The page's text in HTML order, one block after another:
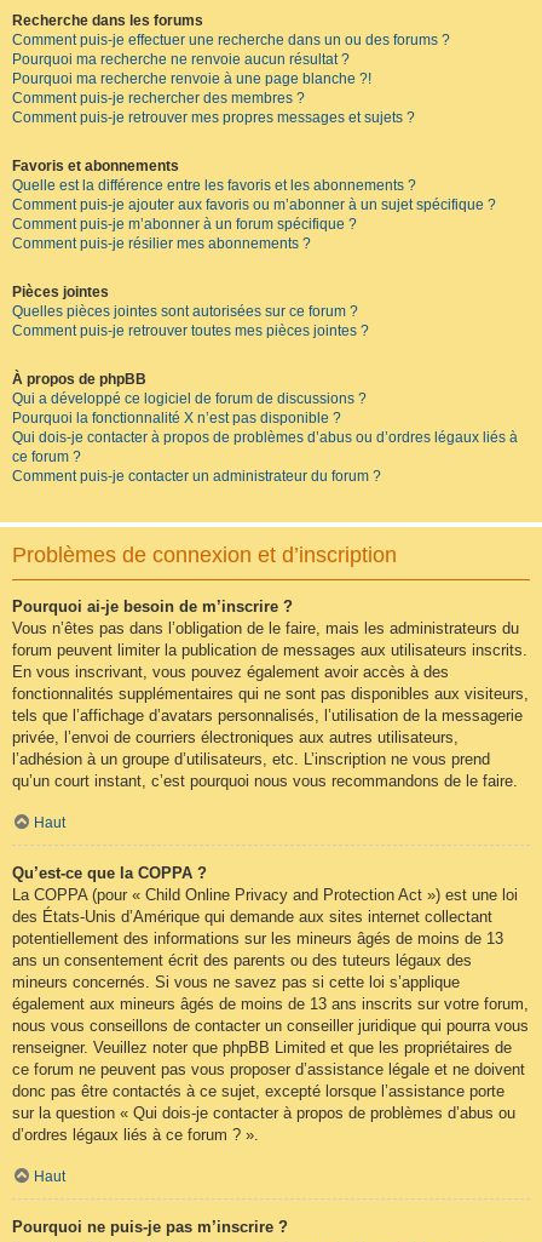
Recherche dans les forums
Comment puis-je effectuer une recherche dans un ou des forums ?
Pourquoi ma recherche ne renvoie aucun résultat ?
Pourquoi ma recherche renvoie à une page blanche ?!
Comment puis-je rechercher des membres ?
Comment puis-je retrouver mes propres messages et sujets ?
Favoris et abonnements
Quelle est la différence entre les favoris et les abonnements ?
Comment puis-je ajouter aux favoris ou m’abonner à un sujet spécifique ?
Comment puis-je m’abonner à un forum spécifique ?
Comment puis-je résilier mes abonnements ?
Pièces jointes
Quelles pièces jointes sont autorisées sur ce forum ?
Comment puis-je retrouver toutes mes pièces jointes ?
À propos de phpBB
Qui a développé ce logiciel de forum de discussions ?
Pourquoi la fonctionnalité X n’est pas disponible ?
Qui dois-je contacter à propos de problèmes d’abus ou d’ordres légaux liés à
ce forum ?
Comment puis-je contacter un administrateur du forum ?
Problèmes de connexion et d’inscription
Pourquoi ai-je besoin de m’inscrire ?
Vous n’êtes pas dans l’obligation de le faire, mais les administrateurs du
forum peuvent limiter la publication de messages aux utilisateurs inscrits.
En vous inscrivant, vous pouvez également avoir accès à des
fonctionnalités supplémentaires qui ne sont pas disponibles aux visiteurs,
tels que l’affichage d’avatars personnalisés, l’utilisation de la messagerie
privée, l’envoi de courriers électroniques aux autres utilisateurs,
l’adhésion à un groupe d’utilisateurs, etc. L’inscription ne vous prend
qu’un court instant, c’est pourquoi nous vous recommandons de le faire.
Haut
Qu’est-ce que la COPPA ?
La COPPA (pour « Child Online Privacy and Protection Act ») est une loi
des États-Unis d’Amérique qui demande aux sites internet collectant
potentiellement des informations sur les mineurs âgés de moins de 13
ans un consentement écrit des parents ou des tuteurs légaux des
mineurs concernés. Si vous ne savez pas si cette loi s’applique
également aux mineurs âgés de moins de 13 ans inscrits sur votre forum,
nous vous conseillons de contacter un conseiller juridique qui pourra vous
renseigner. Veuillez noter que phpBB Limited et que les propriétaires de
ce forum ne peuvent pas vous proposer d’assistance légale et ne doivent
donc pas être contactés à ce sujet, excepté lorsque l’assistance porte
sur la question « Qui dois-je contacter à propos de problèmes d’abus ou
d’ordres légaux liés à ce forum ? ».
Haut
Pourquoi ne puis-je pas m’inscrire ?